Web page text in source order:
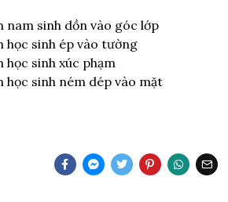
nam sinh dồn vào góc lớp
học sinh ép vào tường
học sinh xúc phạm
học sinh ném dép vào mặt